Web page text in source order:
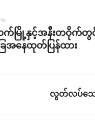
က်မြို့နှင့်အနီးတဝိုက်တွ
ေအနေထုတ်ပြန်ထား
လွတ်လပ်သေ